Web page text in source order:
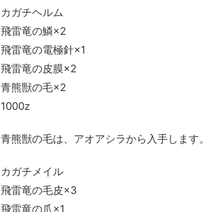
カガチヘルム
飛雷竜の鱗×2
飛雷竜の電極針×1
飛雷竜の皮膜×2
青熊獣の毛×2
1000z
青熊獣の毛は、アオアシラから入手します。
カガチメイル
飛雷竜の毛皮×3
飛雷竜の爪×1